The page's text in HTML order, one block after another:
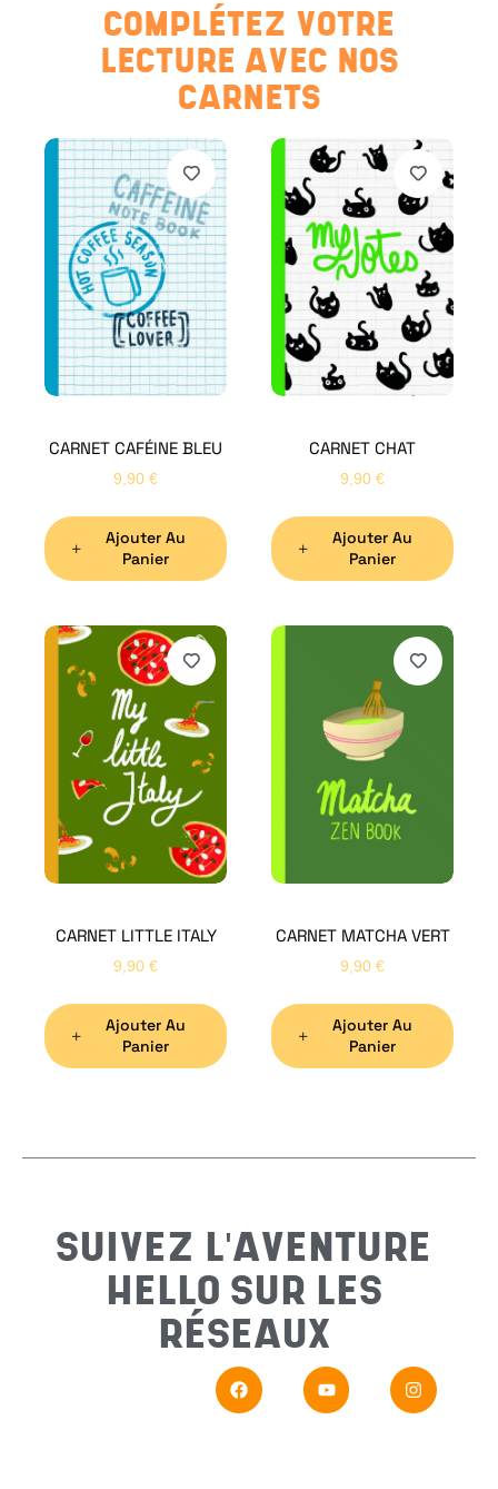
COMPLÉTEZ VOTRE
LECTURE AVEC NOS
CARNETS
CARNET CAFÉINE BLEU
9,90 €
Ajouter Au
Panier
CARNET CHAT
9,90 €
Ajouter Au
Panier
CARNET LITTLE ITALY
9,90 €
Ajouter Au
Panier
CARNET MATCHA VERT
9,90 €
Ajouter Au
Panier
SUIVEZ L'AVENTURE
HELLO SUR LES
RÉSEAUX